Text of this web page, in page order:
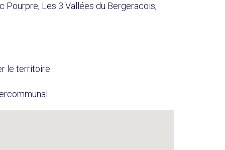
Pourpre, Les 3 Vallées du Bergeracois,
le territoire